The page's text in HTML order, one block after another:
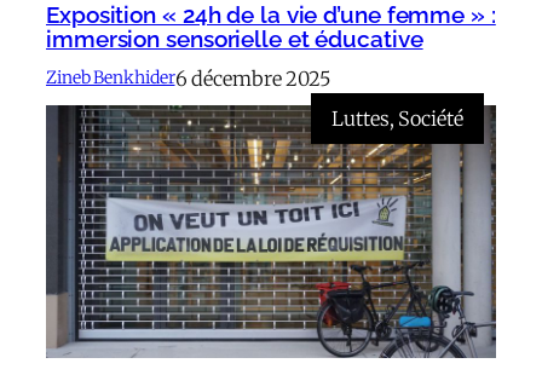
Exposition « 24h de la vie d’une femme » :
immersion sensorielle et éducative
Zineb Benkhider6 décembre 2025
Luttes, Société